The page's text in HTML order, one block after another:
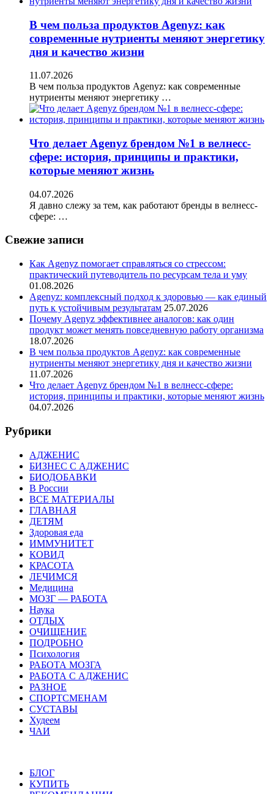
В чем польза продуктов Agenyz: как
современные нутриенты меняют энергетику
дня и качество жизни
11.07.2026
В чем польза продуктов Agenyz: как современные
нутриенты меняют энергетику …
Что делает Agenyz брендом №1 в велнесс-
сфере: история, принципы и практики,
которые меняют жизнь
04.07.2026
Я давно слежу за тем, как работают бренды в велнесс-
сфере: …
Свежие записи
Как Agenyz помогает справляться со стрессом:
практический путеводитель по ресурсам тела и уму
01.08.2026
Agenyz: комплексный подход к здоровью — как единый
путь к устойчивым результатам 25.07.2026
Почему Agenyz эффективнее аналогов: как один
продукт может менять повседневную работу организма
18.07.2026
В чем польза продуктов Agenyz: как современные
нутриенты меняют энергетику дня и качество жизни
11.07.2026
Что делает Agenyz брендом №1 в велнесс-сфере:
история, принципы и практики, которые меняют жизнь
04.07.2026
Рубрики
АДЖЕНИС
БИЗНЕС С АДЖЕНИС
БИОДОБАВКИ
В России
ВСЕ МАТЕРИАЛЫ
ГЛАВНАЯ
ДЕТЯМ
Здоровая еда
ИММУНИТЕТ
КОВИД
КРАСОТА
ЛЕЧИМСЯ
Медицина
МОЗГ — РАБОТА
Наука
ОТДЫХ
ОЧИЩЕНИЕ
ПОДРОБНО
Психология
РАБОТА МОЗГА
РАБОТА С АДЖЕНИС
РАЗНОЕ
СПОРТСМЕНАМ
СУСТАВЫ
Худеем
ЧАИ
БЛОГ
КУПИТЬ